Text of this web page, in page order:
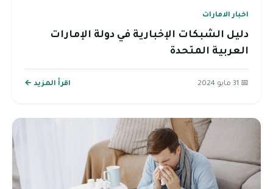
اخبار الامارات
دليل الشبكات الإخبارية في دولة الإمارات
العربية المتحدة
📅 31 مايو 2024 اقرأ المزيد ←